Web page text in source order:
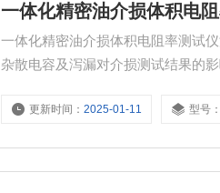
一体化精密油介损体积电
一体化精密油介损体积电阻率测试
杂散电容及泻漏对介损测试结果的影
更新时间：2025-01-11 型号：